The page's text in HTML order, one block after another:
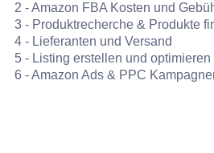
2 - Amazon FBA Kosten und
3 - Produktrecherche & Produkte
4 - Lieferanten und Versand
5 - Listing erstellen und optimieren
6 - Amazon Ads & PPC